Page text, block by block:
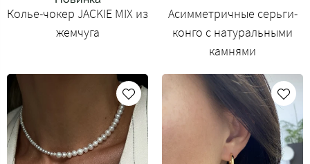
Колье-чокер JACKIE MIX из
жемчуга
Асимметричные серьги-
конго с натуральными
камнями